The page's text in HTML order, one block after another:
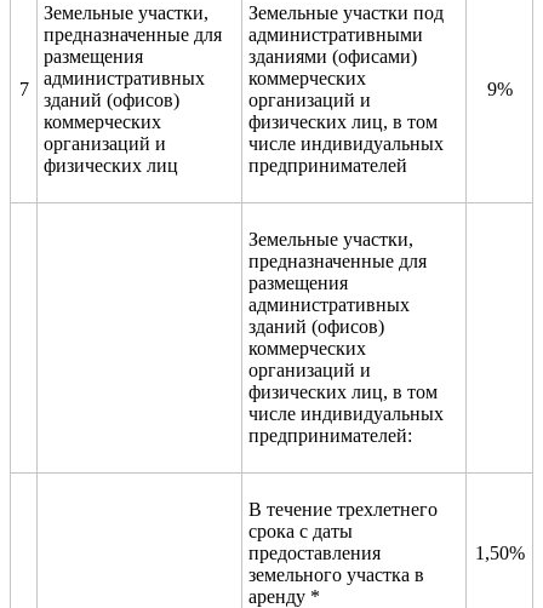
7
Земельные участки,
предназначенные для
размещения
административных
зданий (офисов)
коммерческих
организаций и
физических лиц
Земельные участки под
административными
зданиями (офисами)
коммерческих
организаций и
физических лиц, в том
числе индивидуальных
предпринимателей
9%
Земельные участки,
предназначенные для
размещения
административных
зданий (офисов)
коммерческих
организаций и
физических лиц, в том
числе индивидуальных
предпринимателей:
В течение трехлетнего
срока с даты
предоставления
земельного участка в
аренду *
1,50%